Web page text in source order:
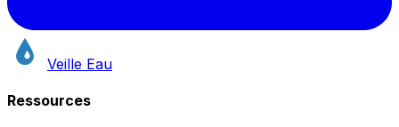
Veille Eau
Ressources